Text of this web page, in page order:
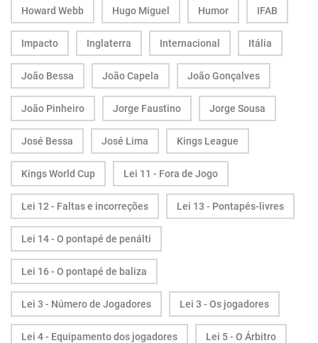
Howard Webb Hugo Miguel Humor IFAB
Impacto Inglaterra Internacional Itália
João Bessa João Capela João Gonçalves
João Pinheiro Jorge Faustino Jorge Sousa
José Bessa José Lima Kings League
Kings World Cup Lei 11 - Fora de Jogo
Lei 12 - Faltas e incorreções Lei 13 - Pontapés-livres
Lei 14 - O pontapé de penálti
Lei 16 - O pontapé de baliza
Lei 3 - Número de Jogadores Lei 3 - Os jogadores
Lei 4 - Equipamento dos jogadores Lei 5 - O Árbitro